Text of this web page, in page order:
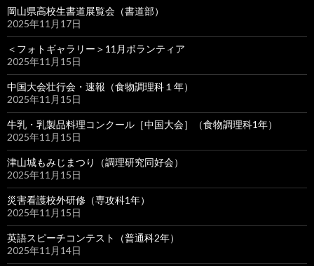
岡山県高校生書道展覧会（書道部）
2025年11月17日
＜フォトギャラリー＞11月ボランティア
2025年11月15日
中国大会壮行会・速報（食物調理科１年）
2025年11月15日
牛乳・乳製品料理コンクール［中国大会］（食物調理科1年）
2025年11月15日
津山城もみじまつり（調理研究同好会）
2025年11月15日
災害看護校外研修（専攻科1年）
2025年11月15日
英語スピーチコンテスト（普通科2年）
2025年11月14日